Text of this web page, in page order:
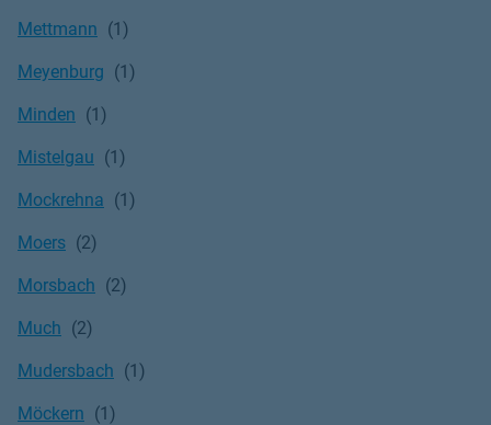
Mettmann
Meyenburg
Minden
Mistelgau
Mockrehna
Moers
Morsbach
Much
Mudersbach
Möckern